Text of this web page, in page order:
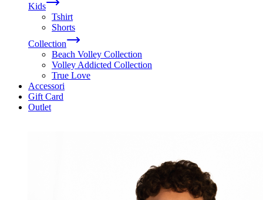
Kids
Tshirt
Shorts
Collection
Beach Volley Collection
Volley Addicted Collection
True Love
Accessori
Gift Card
Outlet